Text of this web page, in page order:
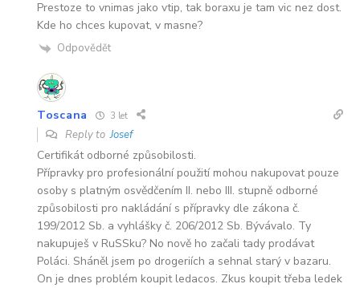
Prestoze to vnimas jako vtip, tak boraxu je tam vic nez dost.
Kde ho chces kupovat, v masne?
Odpovědět
Toscana 3 let
Reply toJosef
Certifikát odborné způsobilosti.
Přípravky pro profesionální použití mohou nakupovat pouze
osoby s platným osvědčením II. nebo III. stupně odborné
způsobilosti pro nakládání s přípravky dle zákona č.
199/2012 Sb. a vyhlášky č. 206/2012 Sb. Bývávalo. Ty
nakupuješ v RuSSku? No nově ho začali tady prodávat
Poláci. Sháněl jsem po drogeriích a sehnal starý v bazaru.
On je dnes problém koupit ledacos. Zkus koupit třeba ledek